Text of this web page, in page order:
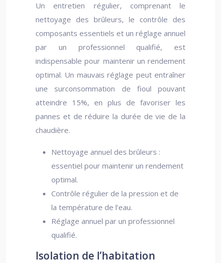
Un entretien régulier, comprenant le
nettoyage des brûleurs, le contrôle des
composants essentiels et un réglage annuel
par un professionnel qualifié, est
indispensable pour maintenir un rendement
optimal. Un mauvais réglage peut entraîner
une surconsommation de fioul pouvant
atteindre 15%, en plus de favoriser les
pannes et de réduire la durée de vie de la
chaudière.
Nettoyage annuel des brûleurs :
essentiel pour maintenir un rendement
optimal.
Contrôle régulier de la pression et de
la température de l’eau.
Réglage annuel par un professionnel
qualifié.
Isolation de l’habitation